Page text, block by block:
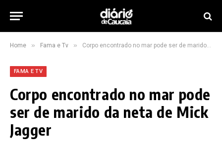
Home » Fama e Tv » Corpo encontrado no mar pode ser de marido da neta de Mick Jagger
FAMA E TV
Corpo encontrado no mar pode
ser de marido da neta de Mick
Jagger